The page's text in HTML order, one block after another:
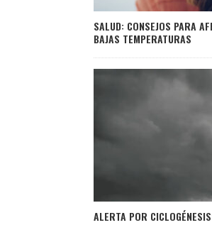
SALUD: CONSEJOS PARA
BAJAS TEMPERATURAS
ALERTA POR